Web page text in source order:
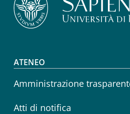
Footer menu
ATENEO
Amministrazione
Atti di notifica